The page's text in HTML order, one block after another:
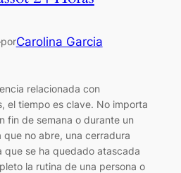
porCarolina Garcia
relacionada con
el tiempo es clave. No importa
fin de semana o durante un
no abre, una cerradura
que se ha quedado atascada
la rutina de una persona o